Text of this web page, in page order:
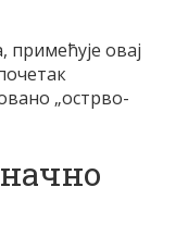
примећује овај
„острво-